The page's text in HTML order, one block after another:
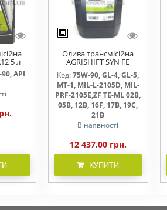
5 л
API
Олива трансмісійна
AGRISHIFT SYN FE
75W90 20л
Код:75W-90, GL-4, GL-5,
MT-1, MIL-L-2105D, MIL-
PRF-2105E,ZF TE-ML 02B,
05B, 12B, 16F, 17B, 19C,
21B
В наявності
12 437,00 грн.
КУПИТИ